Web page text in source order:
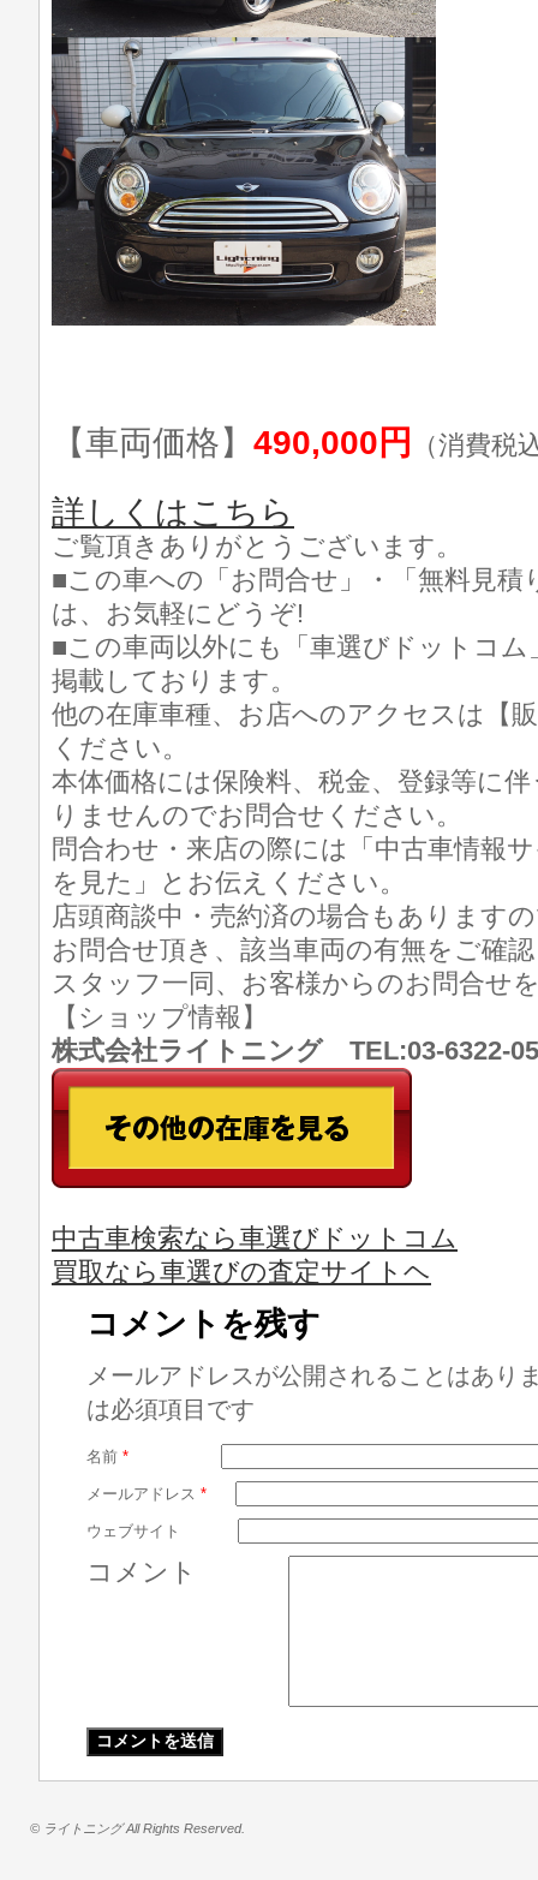
【車両価格】 490,000円 （消費税
詳しくはこちら
ご覧頂きありがとうございます。
■この車への「お問合せ」・「無料見積
は、お気軽にどうぞ!
■この車両以外にも「車選びドットコ
掲載しております。
他の在庫車種、お店へのアクセスは【
ください。
本体価格には保険料、税金、登録等に
りませんのでお問合せください。
問合わせ・来店の際には「中古車情報
を見た」とお伝えください。
店頭商談中・売約済の場合もあります
お問合せ頂き、該当車両の有無をご確
スタッフ一同、お客様からのお問合せ
【ショップ情報】
株式会社ライトニング TEL:03-6322-
中古車検索なら車選びドットコム
買取なら車選びの査定サイトヘ
コメントを残す
メールアドレスが公開されることはあり
は必須項目です
名前 *
メールアドレス *
ウェブサイト
コメント
© ライトニング All Rights Reserved.